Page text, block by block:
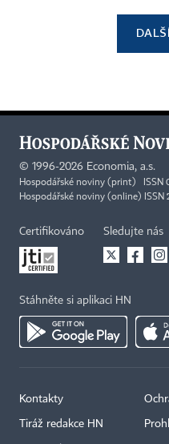
© 1996-2026 Economia, a.s.
Hospodářské noviny (print) ISSN
Hospodářské noviny (online) ISSN
Certifikováno Sledujte nás
Stáhněte si aplikaci HN
Kontakty
Tiráž redakce HN